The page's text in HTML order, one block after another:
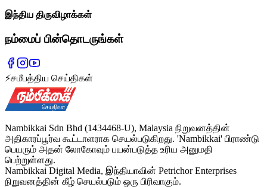
இந்திய திருவிழாக்கள்
நம்மைப் பின்தொடருங்கள்
⚡சமீபத்திய செய்திகள்
Nambikkai Sdn Bhd (1434468-U), Malaysia நிறுவனத்தின்
அதிகாரப்பூர்வ கூட்டாளராக செயல்படுகிறது. 'Nambikkai' பிராண்டு
பெயரும் அதன் லோகோவும் பயன்படுத்த உரிய அனுமதி
பெற்றுள்ளது.
Nambikkai Digital Media, இந்தியாவின் Petrichor Enterprises
நிறுவனத்தின் கீழ் செயல்படும் ஒரு பிரிவாகும்.